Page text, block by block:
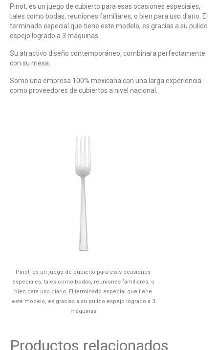
Pinot, es un juego de cubierto para esas ocasiones especiales,
tales como bodas, reuniones familiares, o bien para uso diario. El
terminado especial que tiene este modelo, es gracias a su pulido
espejo logrado a 3 máquinas.
Su atractivo diseño contemporáneo, combinara perfectamente
con su mesa.
Somo una empresa 100% mexicana con una larga experiencia
como proveedores de cubiertos a nivel nacional.
Pinot, es un juego de cubierto para esas ocasiones
especiales, tales como bodas, reuniones familiares, o
bien para uso diario. El terminado especial que tiene
este modelo, es gracias a su pulido espejo logrado a 3
máquinas
Productos relacionados